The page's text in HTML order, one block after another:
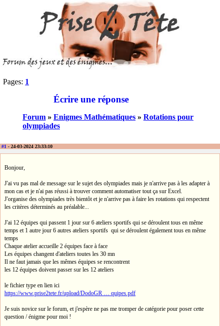
Pages: 1
Écrire une réponse
Forum » Enigmes Mathématiques » Rotations pour
olympiades
#1 - 24-03-2024 23:33:10
Bonjour,
J'ai vu pas mal de message sur le sujet des olympiades mais je n'arrive pas à les adapter à
mon cas et je n'ai pas réussi à trouver comment automatiser tout ça sur Excel.
J'organise des olympiades très bientôt et je n'arrive pas à faire les rotations qui respectent
les critères déterminés au préalable...
J'ai 12 équipes qui passent 1 jour sur 6 ateliers sportifs qui se déroulent tous en même
temps et 1 autre jour 6 autres ateliers sportifs qui se déroulent également tous en même
temps
Chaque atelier accueille 2 équipes face à face
Les équipes changent d'ateliers toutes les 30 mn
Il ne faut jamais que les mêmes équipes se rencontrent
les 12 équipes doivent passer sur les 12 ateliers
le fichier type en lien ici
https://www.prise2tete.fr/upload/DodoGR … quipes.pdf
Je suis novice sur le forum, et j'espère ne pas me tromper de catégorie pour poser cette
question / énigme pour moi !